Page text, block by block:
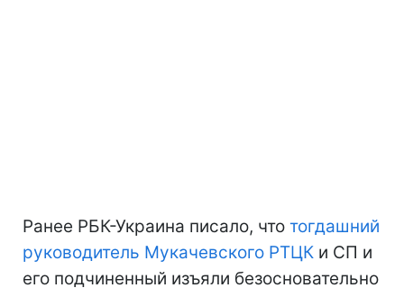
Ранее РБК-Украина писало, что тогдашний
руководитель Мукачевского РТЦК и СП и
его подчиненный изъяли безосновательно